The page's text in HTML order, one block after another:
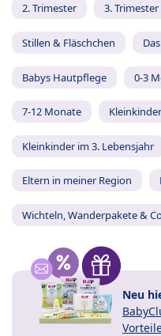
2. Trimester 3. Trimester
Stillen & Fläschchen
Babys Hautpflege 0-3
7-12 Monate
Kleinkinder im 3. Lebensjahr
Eltern in meiner Region
Wichteln, Wanderpakete &
Neu